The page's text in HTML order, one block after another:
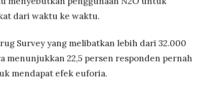
dari waktu ke waktu.
Survey yang melibatkan lebih dari 32.000
menunjukkan 22,5 persen responden pernah
mendapat efek euforia.